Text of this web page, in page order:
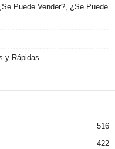
Puede Vender?, ¿Se Puede
y Rápidas
516
422